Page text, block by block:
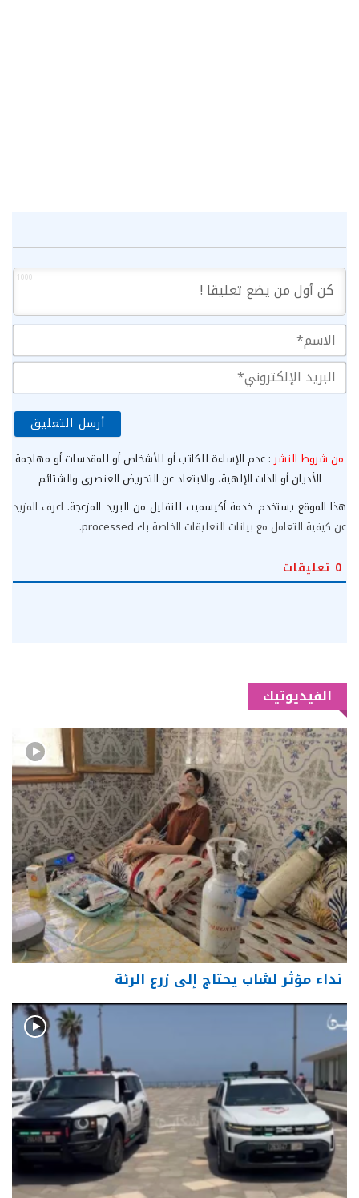
1000
من شروط النشر : عدم الإساءة للكاتب أو للأشخاص أو للمقدسات أو مهاجمة
الأديان أو الذات الإلهية، والابتعاد عن التحريض العنصري والشتائم
هذا الموقع يستخدم خدمة أكيسميت للتقليل من البريد المزعجة. اعرف المزيد
عن كيفية التعامل مع بيانات التعليقات الخاصة بك processed
.
0 تعليقات
الفيديوتيك
نداء مؤثر لشاب يحتاج إلى زرع الرئة